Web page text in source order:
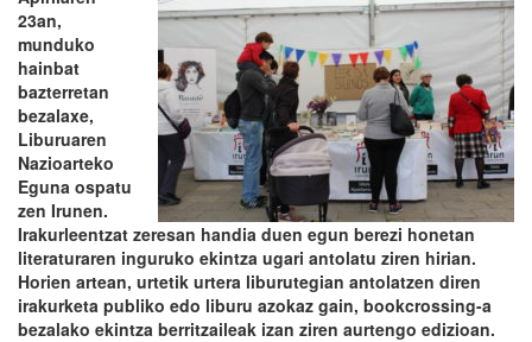
23an,
munduko
hainbat
bazterretan
bezalaxe,
Liburuaren
Nazioarteko
Eguna ospatu
zen Irunen.
Irakurleentzat zeresan handia duen egun berezi honetan
literaturaren inguruko ekintza ugari antolatu ziren hirian.
Horien artean, urtetik urtera liburutegian antolatzen diren
irakurketa publiko edo liburu azokaz gain, bookcrossing-a
bezalako ekintza berritzaileak izan ziren aurtengo edizioan.